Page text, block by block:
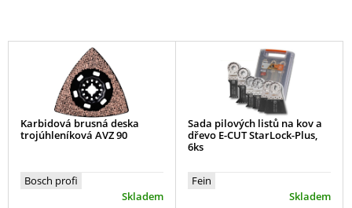
Karbidová brusná deska
trojúhleníková AVZ 90
Bosch profi
Skladem
Sada pilových listů na kov a
dřevo E-CUT StarLock-Plus,
6ks
Fein
Skladem